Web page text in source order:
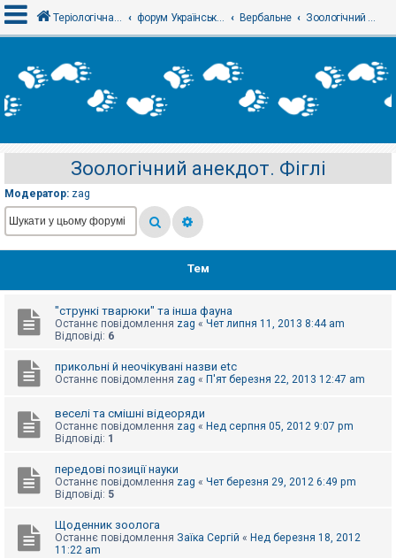
х
і
е
є
с
т
р
а
Т
м
б
з
о
Теріологічна школа форум Українського теріологічного товариства Вербальне Зоологічний анекдот. Фіглі
Зоологічний анекдот. Фіглі
Модератор: zag
Тем
"стрункі тварюки" та інша фауна
Останнє повідомлення zag « Чет липня 11, 2013 8:44 am
Відповіді: 6
прикольні й неочікувані назви etc
Останнє повідомлення zag « П'ят березня 22, 2013 12:47 am
веселі та смішні відеоряди
Останнє повідомлення zag « Нед серпня 05, 2012 9:07 pm
Відповіді: 1
передові позиції науки
Останнє повідомлення zag « Чет березня 29, 2012 6:49 pm
Відповіді: 5
Щоденник зоолога
Останнє повідомлення Заїка Сергій « Нед березня 18, 2012
11:22 am